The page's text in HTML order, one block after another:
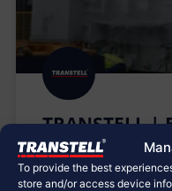
To provide the best
store and/or access device
TRANSTELL |
Maniobras de